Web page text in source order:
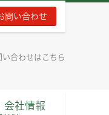
問い合わせ
い合わせはこちら
会社情報